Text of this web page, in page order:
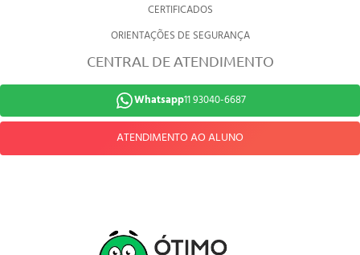
CERTIFICADOS
ORIENTAÇÕES DE SEGURANÇA
CENTRAL DE ATENDIMENTO
Whatsapp11 93040-6687
ATENDIMENTO AO ALUNO